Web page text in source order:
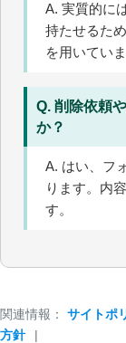
A. 実質的に
持たせるた
を用いていま
Q. 削除依頼
か？
A. はい、フ
ります。内
す。
関連情報： サイトポ
方針
|